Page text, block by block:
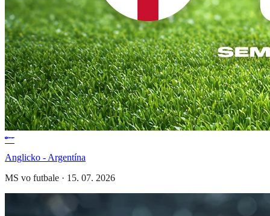
Anglicko - Argentína
MS vo futbale · 15. 07. 2026